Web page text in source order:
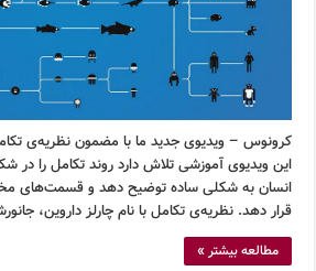
کرونوس – ویدیوی جدید ما با مضمون نظریه‌ی
این ویدیوی آموزشی تلاش دارد روند تکامل را در
انسان به شکلی ساده توضیح دهد و قسمت‌های
قرار دهد. نظریه‌ی تکامل با نام چارلز داروین،
مطالعه بیشتر »